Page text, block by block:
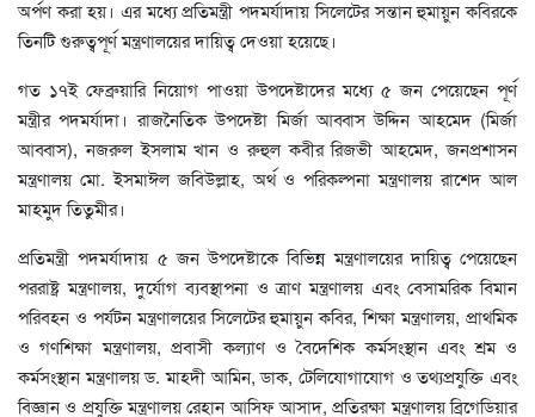
অর্পণ করা হয়। এর মধ্যে প্রতিমন্ত্রী পদমর্যাদায় সিলেটের সন্তান হুমায়ুন কবিরকে
তিনটি গুরুত্বপূর্ণ মন্ত্রণালয়ের দায়িত্ব দেওয়া হয়েছে।
গত ১৭ই ফেব্রুয়ারি নিয়োগ পাওয়া উপদেষ্টাদের মধ্যে ৫ জন পেয়েছেন পূর্ণ
মন্ত্রীর পদমর্যাদা। রাজনৈতিক উপদেষ্টা মির্জা আব্বাস উদ্দিন আহমেদ (মির্জা
আব্বাস), নজরুল ইসলাম খান ও রুহুল কবীর রিজভী আহমেদ, জনপ্রশাসন
মন্ত্রণালয় মো. ইসমাঈল জবিউল্লাহ, অর্থ ও পরিকল্পনা মন্ত্রণালয় রাশেদ আল
মাহমুদ তিতুমীর।
প্রতিমন্ত্রী পদমর্যাদায় ৫ জন উপদেষ্টাকে বিভিন্ন মন্ত্রণালয়ের দায়িত্ব পেয়েছেন
পররাষ্ট্র মন্ত্রণালয়, দুর্যোগ ব্যবস্থাপনা ও ত্রাণ মন্ত্রণালয় এবং বেসামরিক বিমান
পরিবহন ও পর্যটন মন্ত্রণালয়ের সিলেটের হুমায়ুন কবির, শিক্ষা মন্ত্রণালয়, প্রাথমিক
ও গণশিক্ষা মন্ত্রণালয়, প্রবাসী কল্যাণ ও বৈদেশিক কর্মসংস্থান এবং শ্রম ও
কর্মসংস্থান মন্ত্রণালয় ড. মাহদী আমিন, ডাক, টেলিযোগাযোগ ও তথ্যপ্রযুক্তি এবং
বিজ্ঞান ও প্রযুক্তি মন্ত্রণালয় রেহান আসিফ আসাদ, প্রতিরক্ষা মন্ত্রণালয় ব্রিগেডিয়ার